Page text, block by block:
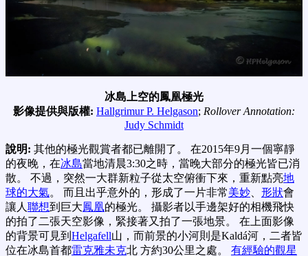
冰島上空的鳳凰極光
影像提供與版權: Hallgrimur P. Helgason; Rollover Annotation:
Judy Schmidt
說明: 其他的極光觀賞者都已離開了。 在2015年9月一個寧靜
的夜晚，在冰島當地清晨3:30之時，當晚大部分的極光皆已消
散。 不過，突然一大群新粒子從太空俯衝下來，重新點亮地
球的大氣。 而且出乎意外的，形成了一片非常美妙 形狀會
讓人 聯想到巨大鳳凰的極光。 攝影者以手邊架好的相機飛快
的拍了二張天空影像，緊接著又拍了一張地景。 在上面影像
的背景可見到 Helgafell山，而前景的小河則是Kaldá河，二者皆
位在冰島首都雷克雅未克北 方約30公里之處。 有經驗的觀星